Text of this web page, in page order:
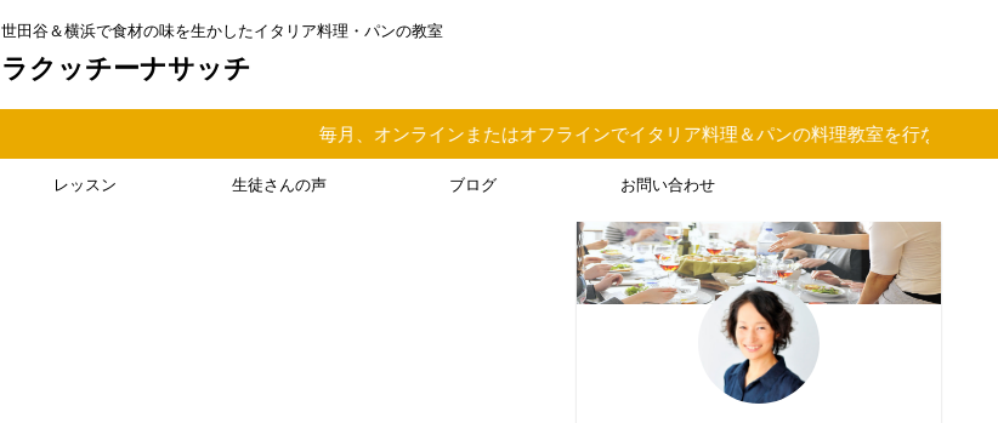
世田谷＆横浜で食材の味を生かしたイタリア料理・パンの教室
ラクッチーナサッチ
毎月、オンラインまたはオフラインでイタリア料理＆パンの料理教室を行なっています
レッスン 生徒さんの声 ブログ お問い合わせ